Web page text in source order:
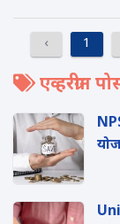
‹ 1
एव्हरग्रीन